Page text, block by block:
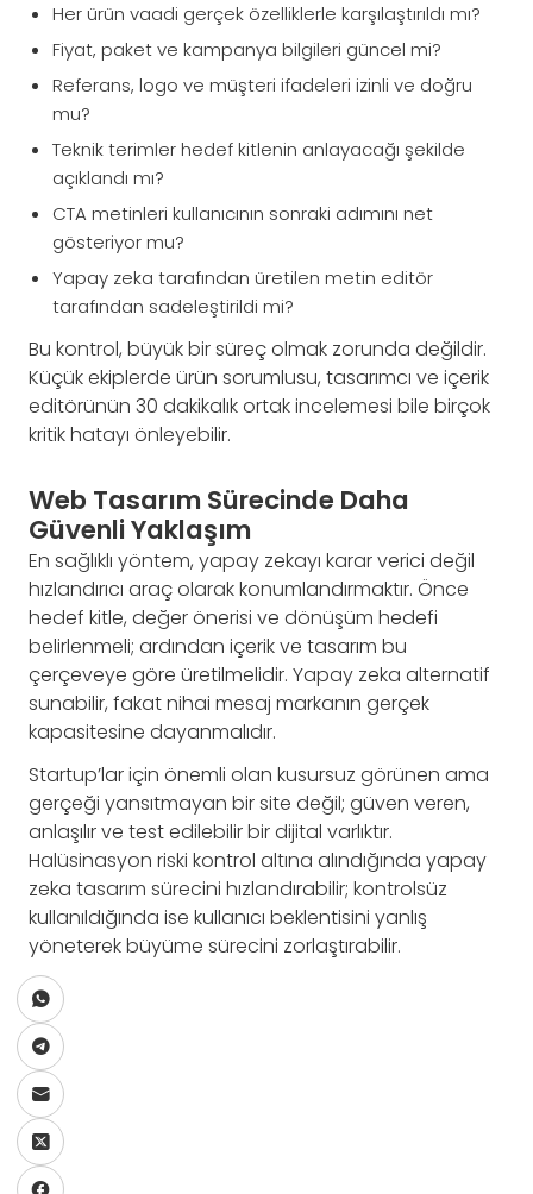
Her ürün vaadi gerçek özelliklerle karşılaştırıldı mı?
Fiyat, paket ve kampanya bilgileri güncel mi?
Referans, logo ve müşteri ifadeleri izinli ve doğru
mu?
Teknik terimler hedef kitlenin anlayacağı şekilde
açıklandı mı?
CTA metinleri kullanıcının sonraki adımını net
gösteriyor mu?
Yapay zeka tarafından üretilen metin editör
tarafından sadeleştirildi mi?
Bu kontrol, büyük bir süreç olmak zorunda değildir.
Küçük ekiplerde ürün sorumlusu, tasarımcı ve içerik
editörünün 30 dakikalık ortak incelemesi bile birçok
kritik hatayı önleyebilir.
Web Tasarım Sürecinde Daha
Güvenli Yaklaşım
En sağlıklı yöntem, yapay zekayı karar verici değil
hızlandırıcı araç olarak konumlandırmaktır. Önce
hedef kitle, değer önerisi ve dönüşüm hedefi
belirlenmeli; ardından içerik ve tasarım bu
çerçeveye göre üretilmelidir. Yapay zeka alternatif
sunabilir, fakat nihai mesaj markanın gerçek
kapasitesine dayanmalıdır.
Startup’lar için önemli olan kusursuz görünen ama
gerçeği yansıtmayan bir site değil; güven veren,
anlaşılır ve test edilebilir bir dijital varlıktır.
Halüsinasyon riski kontrol altına alındığında yapay
zeka tasarım sürecini hızlandırabilir; kontrolsüz
kullanıldığında ise kullanıcı beklentisini yanlış
yöneterek büyüme sürecini zorlaştırabilir.